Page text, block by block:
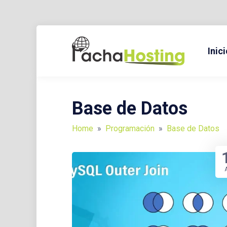
BLOG Y TUTORIALES SOBRE HOSTING, DOMINIOS,
Base de Datos
Home » Programación » Base de Datos